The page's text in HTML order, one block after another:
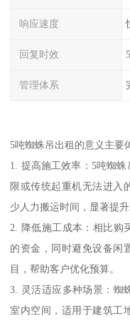
响应速度
回复时效
管理体系
5吨蜘蛛吊出租的意义主要
1. 提高施工效率：5吨蜘
限或传统起重机无法进入
少人力搬运时间，显著提升
2. 降低施工成本：相比购
的资金，同时避免设备闲
目，帮助客户优化预算。
3. 灵活适应多种场景：蜘
室内空间，适用于建筑工